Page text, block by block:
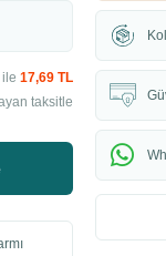
17,69 TL
taksitle